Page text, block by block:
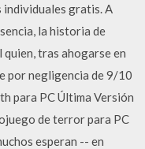
individuales gratis. A
la historia de
tras ahogarse en
por negligencia de 9/10
para PC Última Versión
de terror para PC
esperan -- en